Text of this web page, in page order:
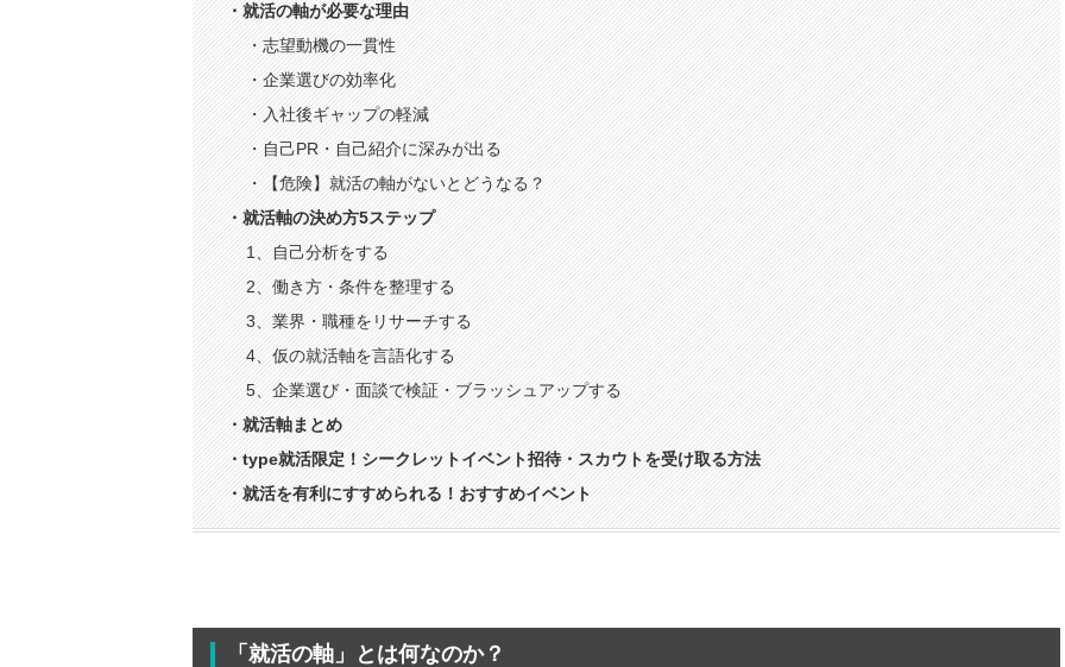
・就活の軸が必要な理由
・志望動機の一貫性
・企業選びの効率化
・入社後ギャップの軽減
・自己PR・自己紹介に深みが出る
・【危険】就活の軸がないとどうなる？
・就活軸の決め方5ステップ
1、自己分析をする
2、働き方・条件を整理する
3、業界・職種をリサーチする
4、仮の就活軸を言語化する
5、企業選び・面談で検証・ブラッシュアップする
・就活軸まとめ
・type就活限定！シークレットイベント招待・スカウトを受け取る方法
・就活を有利にすすめられる！おすすめイベント
「就活の軸」とは何なのか？